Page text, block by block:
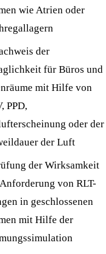
wie Atrien oder
der
für Büros und
mit Hilfe von
PPD,
oder der
der Luft
der Wirksamkeit
von RLT-
in geschlossenen
mit Hilfe der